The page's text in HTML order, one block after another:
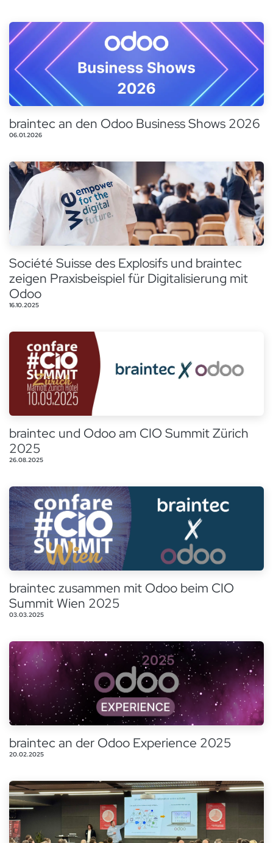
braintec an den Odoo Business Shows 2026
06.01.2026
Société Suisse des Explosifs und braintec
zeigen Praxisbeispiel für Digitalisierung mit
Odoo
16.10.2025
braintec und Odoo am CIO Summit Zürich
2025
26.08.2025
braintec zusammen mit Odoo beim CIO
Summit Wien 2025
03.03.2025
braintec an der Odoo Experience 2025
20.02.2025